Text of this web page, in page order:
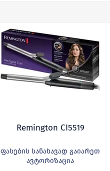
Remington CI5519
ფასების სანახავად გაიარეთ
ავტორიზაცია